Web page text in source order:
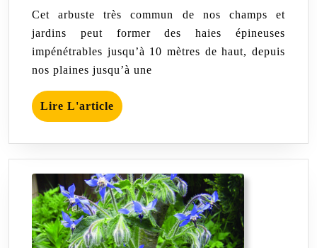
L’aubépine
Cet arbuste très commun de nos champs et
jardins peut former des haies épineuses
impénétrables jusqu’à 10 mètres de haut, depuis
nos plaines jusqu’à une
Lire L'article Lire
L'article